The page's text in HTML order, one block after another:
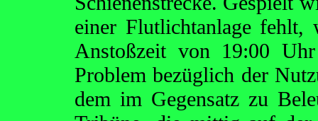
einer Flutlichtanlage
Anstoßzeit von 19:00
Problem bezüglich der
dem im Gegensatz zu